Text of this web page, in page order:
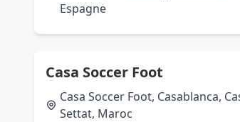
Espagne
Casa Soccer Foot
Casa Soccer Foot, Casablanca,
Settat, Maroc